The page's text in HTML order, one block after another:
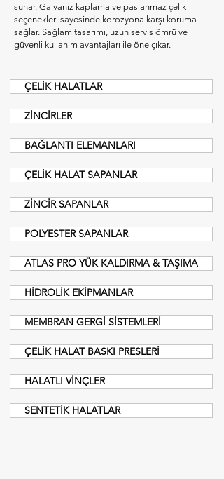
sunar. Galvaniz kaplama ve paslanmaz çelik
seçenekleri sayesinde korozyona karşı koruma
sağlar. Sağlam tasarımı, uzun servis ömrü ve
güvenli kullanım avantajları ile öne çıkar.
ÇELİK HALATLAR
ZİNCİRLER
BAĞLANTI ELEMANLARI
ÇELİK HALAT SAPANLAR
ZİNCİR SAPANLAR
POLYESTER SAPANLAR
ATLAS PRO YÜK KALDIRMA & TAŞIMA
HİDROLİK EKİPMANLAR
MEMBRAN GERGİ SİSTEMLERİ
ÇELİK HALAT BASKI PRESLERİ
HALATLI VİNÇLER
SENTETİK HALATLAR